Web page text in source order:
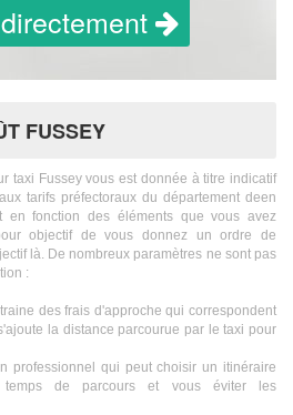
FUSSEY
taxi Fussey vous est donnée à titre indicatif
tarifs préfectoraux du département deen
en fonction des éléments que vous avez
objectif de vous donnez un ordre de
là. De nombreux paramètres ne sont pas
:
des frais d'approche qui correspondent
la distance parcourue par le taxi pour
professionnel qui peut choisir un itinéraire
de parcours et vous éviter les